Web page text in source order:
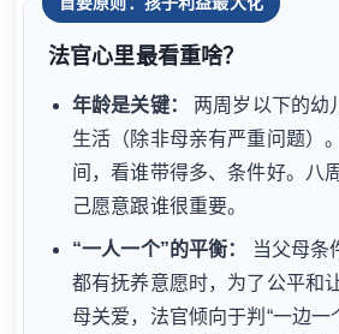
法官心里最看重啥？
年龄是关键：
两周岁以下的幼
生活（除非母亲有严重问题）
间，看谁带得多、条件好。八
己愿意跟谁很重要。
“一人一个”的平衡：
当父母条
都有抚养意愿时，为了公平和
母关爱，法官倾向于判“一边一